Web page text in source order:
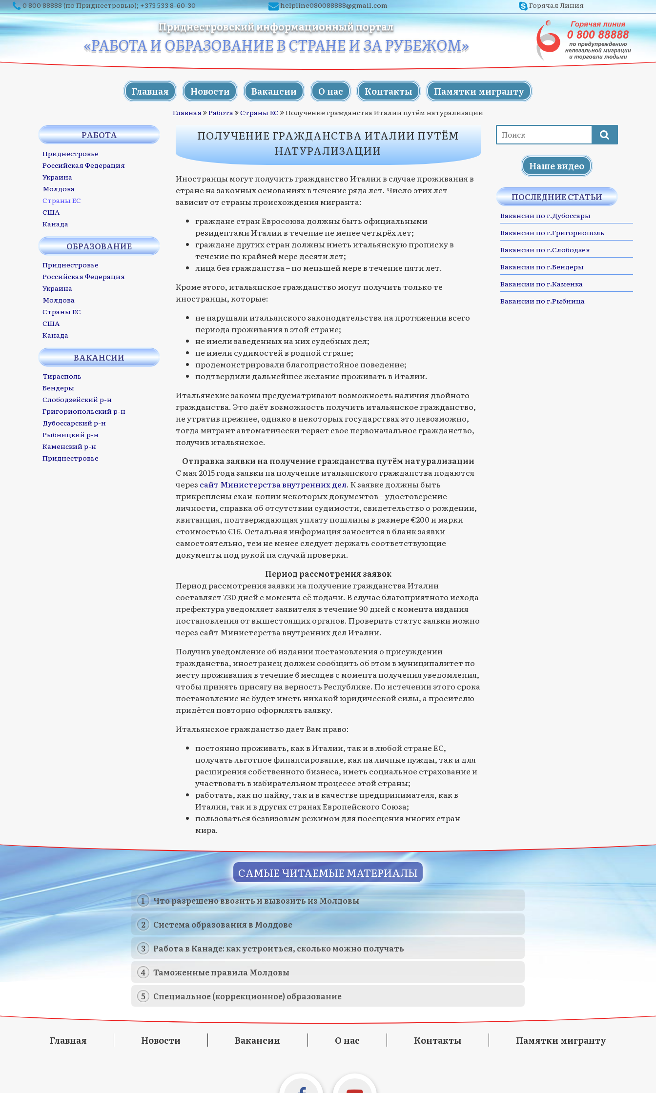
0 800 88888(по Приднестровью); +373 533 8-60-30 helpline080088888@gmail.com Горячая Линия
Приднестровский информационный портал
«РАБОТА И ОБРАЗОВАНИЕ В СТРАНЕ И ЗА РУБЕЖОМ»
Главная Новости Вакансии О нас Контакты Памятки мигранту
Главная Работа Страны ЕС Получение гражданства Италии путём натурализации
РАБОТА
Приднестровье
Российская Федерация
Украина
Молдова
Страны ЕС
США
Канада
ОБРАЗОВАНИЕ
Приднестровье
Российская Федерация
Украина
Молдова
Страны ЕС
США
Канада
ВАКАНСИИ
Тирасполь
Бендеры
Слободзейский р-н
Григориопольский р-н
Дубоссарский р-н
Рыбницкий р-н
Каменский р-н
Приднестровье
ПОЛУЧЕНИЕ ГРАЖДАНСТВА ИТАЛИИ ПУТЁМ
НАТУРАЛИЗАЦИИ
Иностранцы могут получить гражданство Италии в случае проживания в
стране на законных основаниях в течение ряда лет. Число этих лет
зависит от страны происхождения мигранта:
граждане стран Евросоюза должны быть официальными
резидентами Италии в течение не менее четырёх лет;
граждане других стран должны иметь итальянскую прописку в
течение по крайней мере десяти лет;
лица без гражданства – по меньшей мере в течение пяти лет.
Кроме этого, итальянское гражданство могут получить только те
иностранцы, которые:
не нарушали итальянского законодательства на протяжении всего
периода проживания в этой стране;
не имели заведенных на них судебных дел;
не имели судимостей в родной стране;
продемонстрировали благопристойное поведение;
подтвердили дальнейшее желание проживать в Италии.
Итальянские законы предусматривают возможность наличия двойного
гражданства. Это даёт возможность получить итальянское гражданство,
не утратив прежнее, однако в некоторых государствах это невозможно,
тогда мигрант автоматически теряет свое первоначальное гражданство,
получив итальянское.
Отправка заявки на получение гражданства путём натурализации
С мая 2015 года заявки на получение итальянского гражданства подаются
через сайт Министерства внутренних дел. К заявке должны быть
прикреплены скан-копии некоторых документов – удостоверение
личности, справка об отсутствии судимости, свидетельство о рождении,
квитанция, подтверждающая уплату пошлины в размере €200 и марки
стоимостью €16. Остальная информация заносится в бланк заявки
самостоятельно, тем не менее следует держать соответствующие
документы под рукой на случай проверки.
Период рассмотрения заявок
Период рассмотрения заявки на получение гражданства Италии
составляет 730 дней с момента её подачи. В случае благоприятного исхода
префектура уведомляет заявителя в течение 90 дней с момента издания
постановления от вышестоящих органов. Проверить статус заявки можно
через сайт Министерства внутренних дел Италии.
Получив уведомление об издании постановления о присуждении
гражданства, иностранец должен сообщить об этом в муниципалитет по
месту проживания в течение 6 месяцев с момента получения уведомления,
чтобы принять присягу на верность Республике. По истечении этого срока
постановление не будет иметь никакой юридической силы, а просителю
придётся повторно оформлять заявку.
Итальянское гражданство дает Вам право:
постоянно проживать, как в Италии, так и в любой стране ЕС,
получать льготное финансирование, как на личные нужды, так и для
расширения собственного бизнеса, иметь социальное страхование и
участвовать в избирательном процессе этой страны;
работать, как по найму, так и в качестве предпринимателя, как в
Италии, так и в других странах Европейского Союза;
пользоваться безвизовым режимом для посещения многих стран
мира.
Наше видео
ПОСЛЕДНИЕ СТАТЬИ
Вакансии по г.Дубоссары
Вакансии по г.Григориополь
Вакансии по г.Слободзея
Вакансии по г.Бендеры
Вакансии по г.Каменка
Вакансии по г.Рыбница
САМЫЕ ЧИТАЕМЫЕ МАТЕРИАЛЫ
Что разрешено ввозить и вывозить из Молдовы
Система образования в Молдове
Работа в Канаде: как устроиться, сколько можно получать
Таможенные правила Молдовы
Специальное (коррекционное) образование
Главная Новости Вакансии О нас Контакты Памятки мигранту